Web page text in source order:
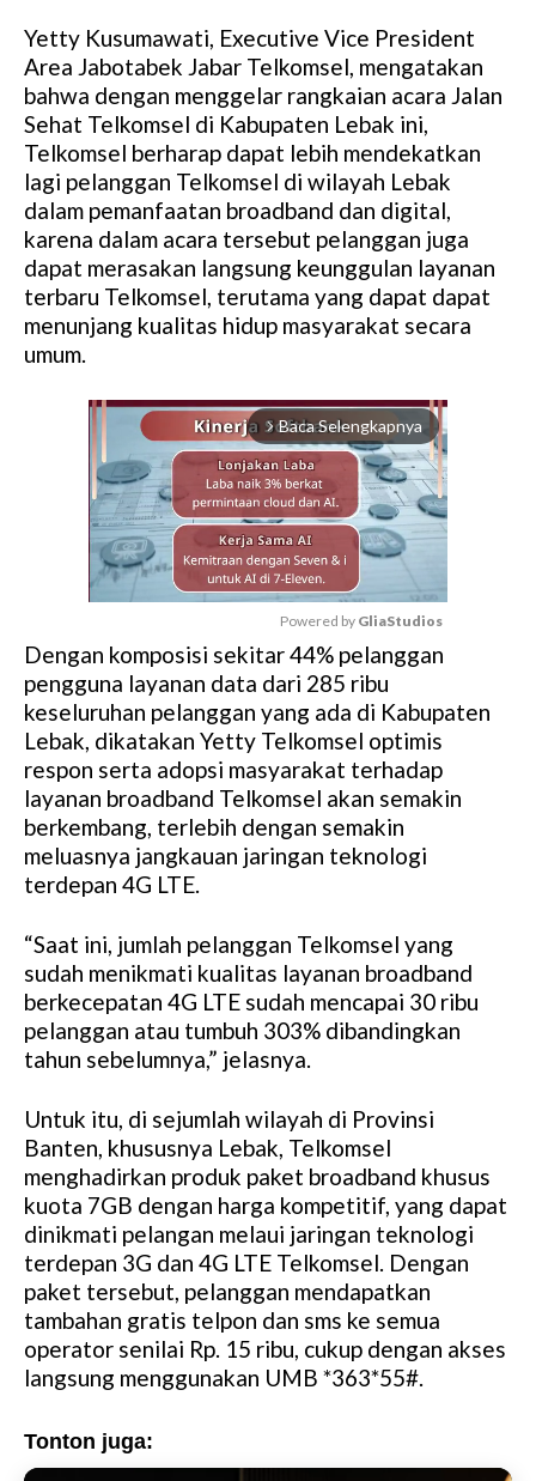
Yetty Kusumawati, Executive Vice President
Area Jabotabek Jabar Telkomsel, mengatakan
bahwa dengan menggelar rangkaian acara Jalan
Sehat Telkomsel di Kabupaten Lebak ini,
Telkomsel berharap dapat lebih mendekatkan
lagi pelanggan Telkomsel di wilayah Lebak
dalam pemanfaatan broadband dan digital,
karena dalam acara tersebut pelanggan juga
dapat merasakan langsung keunggulan layanan
terbaru Telkomsel, terutama yang dapat dapat
menunjang kualitas hidup masyarakat secara
umum.
arrow_forward_ios Baca Selengkapnya
M
u
t
e
Powered by GliaStudios
Dengan komposisi sekitar 44% pelanggan
pengguna layanan data dari 285 ribu
keseluruhan pelanggan yang ada di Kabupaten
Lebak, dikatakan Yetty Telkomsel optimis
respon serta adopsi masyarakat terhadap
layanan broadband Telkomsel akan semakin
berkembang, terlebih dengan semakin
meluasnya jangkauan jaringan teknologi
terdepan 4G LTE.
“Saat ini, jumlah pelanggan Telkomsel yang
sudah menikmati kualitas layanan broadband
berkecepatan 4G LTE sudah mencapai 30 ribu
pelanggan atau tumbuh 303% dibandingkan
tahun sebelumnya,” jelasnya.
Untuk itu, di sejumlah wilayah di Provinsi
Banten, khususnya Lebak, Telkomsel
menghadirkan produk paket broadband khusus
kuota 7GB dengan harga kompetitif, yang dapat
dinikmati pelangan melaui jaringan teknologi
terdepan 3G dan 4G LTE Telkomsel. Dengan
paket tersebut, pelanggan mendapatkan
tambahan gratis telpon dan sms ke semua
operator senilai Rp. 15 ribu, cukup dengan akses
langsung menggunakan UMB *363*55#.
Tonton juga: